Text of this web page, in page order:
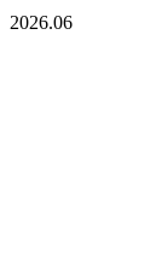
2026.06